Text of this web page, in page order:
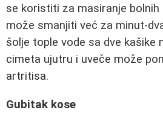
se koristiti za masiranje bolnih
može smanjiti već za minut-
šolje tople vode sa dve kašike
cimeta ujutru i uveče može
artritisa.
Gubitak kose